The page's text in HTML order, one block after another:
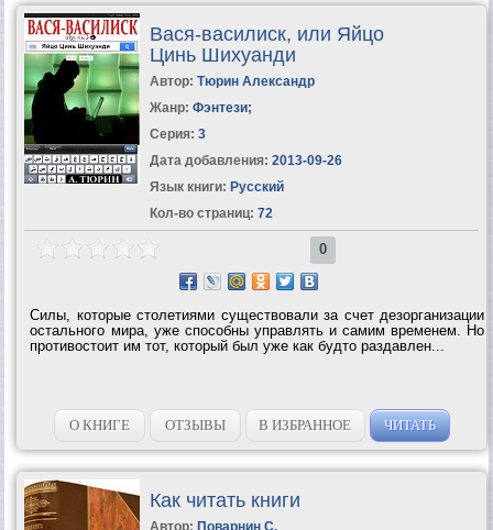
Вася-василиск, или Яйцо
Цинь Шихуанди
Автор: Тюрин Александр
Жанр: Фэнтези;
Серия: 3
Дата добавления: 2013-09-26
Язык книги: Русский
Кол-во страниц: 72
0
Силы, которые столетиями существовали за счет дезорганизации
остального мира, уже способны управлять и самим временем. Но
противостоит им тот, который был уже как будто раздавлен...
О КНИГЕ ОТЗЫВЫ В ИЗБРАННОЕ ЧИТАТЬ
Как читать книги
Автор: Поварнин С.